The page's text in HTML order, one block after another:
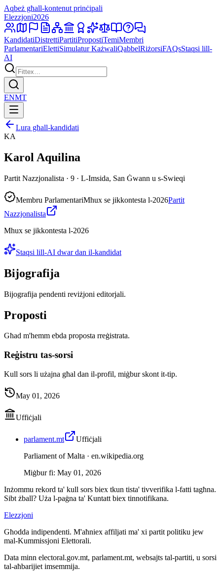
Aqbeż għall-kontenut prinċipali
Elezzjoni2026
KandidatiDistrettiPartitiPropostiTemiMembri
ParlamentariElettiSimulatur KażwaliQabbelRiżorsiFAQsStaqsi lill-
AI
ENMT
Lura għall-kandidati
KA
Karol Aquilina
Partit Nazzjonalista · 9 · L-Imsida, San Ġwann u s-Swieqi
Membru ParlamentariMhux se jikkontesta l-2026Partit
Nazzjonalista
Mhux se jikkontesta l-2026
Staqsi lill-AI dwar dan il-kandidat
Bijografija
Bijografija pendenti reviżjoni editorjali.
Proposti
Għad m'hemm ebda proposta rreġistrata.
Reġistru tas-sorsi
Kull sors li użajna għal dan il-profil, miġbur skont it-tip.
May 01, 2026
Uffiċjali
parlament.mt
Uffiċjali
Parliament of Malta · en.wikipedia.org
Miġbur fi: May 01, 2026
Inżommu rekord ta' kull sors biex tkun tista' tivverifika l-fatti tagħna.
Sibt żball? Uża l-paġna ta' Kuntatt biex tinnotifikana.
Elezzjoni
Għodda indipendenti. M'aħniex affiljati ma' xi partit politiku jew
mal-Kummissjoni Elettorali.
Data minn electoral.gov.mt, parlament.mt, websajts tal-partiti, u sorsi
tal-aħbarijiet imsemmija.